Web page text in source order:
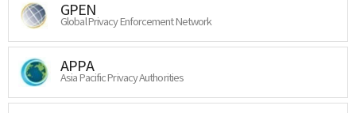
GPEN
Global Privacy Enforcement Network
APPA
Asia Pacific Privacy Authorities